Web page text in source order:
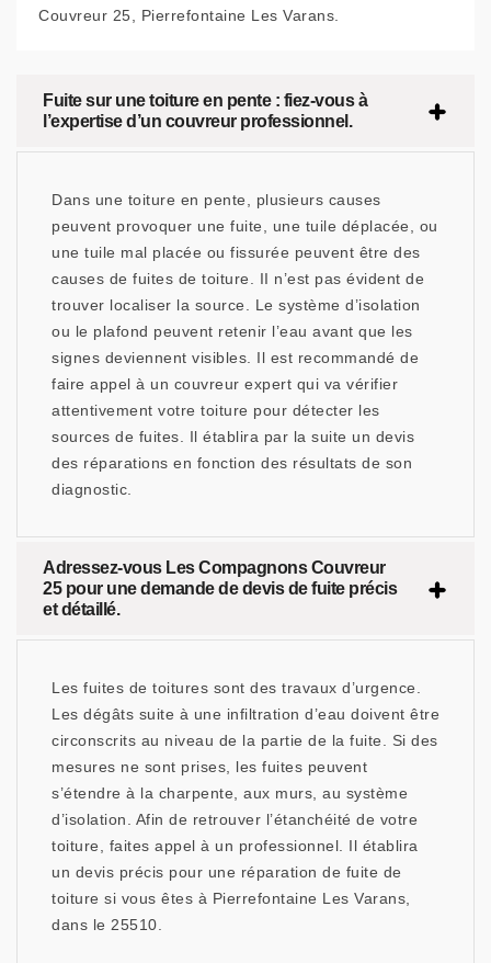
Couvreur 25, Pierrefontaine Les Varans.
Fuite sur une toiture en pente : fiez-vous à
l’expertise d’un couvreur professionnel.
Dans une toiture en pente, plusieurs causes
peuvent provoquer une fuite, une tuile déplacée, ou
une tuile mal placée ou fissurée peuvent être des
causes de fuites de toiture. II n’est pas évident de
trouver localiser la source. Le système d’isolation
ou le plafond peuvent retenir l’eau avant que les
signes deviennent visibles. Il est recommandé de
faire appel à un couvreur expert qui va vérifier
attentivement votre toiture pour détecter les
sources de fuites. Il établira par la suite un devis
des réparations en fonction des résultats de son
diagnostic.
Adressez-vous Les Compagnons Couvreur
25 pour une demande de devis de fuite précis
et détaillé.
Les fuites de toitures sont des travaux d’urgence.
Les dégâts suite à une infiltration d’eau doivent être
circonscrits au niveau de la partie de la fuite. Si des
mesures ne sont prises, les fuites peuvent
s’étendre à la charpente, aux murs, au système
d’isolation. Afin de retrouver l’étanchéité de votre
toiture, faites appel à un professionnel. Il établira
un devis précis pour une réparation de fuite de
toiture si vous êtes à Pierrefontaine Les Varans,
dans le 25510.